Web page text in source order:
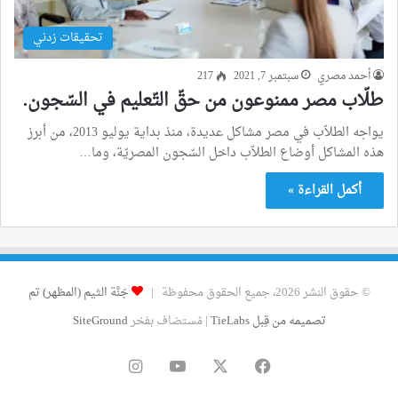
تحقيقات زدني
أحمد مصري سبتمبر 7, 2021 217
طلّاب مصر ممنوعون من حقّ التّعليم في السّجون.
يواجه الطلاّب في مصر مشاكل عديدة، منذ بداية يوليو 2013، من أبرز
هذه المشاكل أوضاع الطلاّب داخل السّجون المصريّة، وما…
أكمل القراءة »
© حقوق النشر 2026، جميع الحقوق محفوظة |
جَنَّة الثيم (المظهر) تم
تصميمه من قِبل TieLabs
| مُستضاف بفخرSiteGround
فيسبوك ‫YouTube